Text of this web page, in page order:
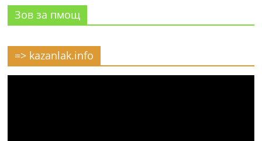
Зов за пмощ
=> kazanlak.info